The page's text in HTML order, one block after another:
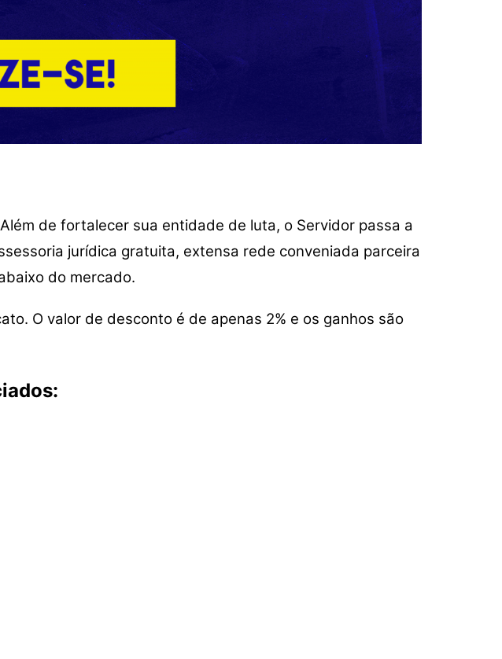
Além de fortalecer sua entidade de luta, o Servidor passa a
jurídica gratuita, extensa rede conveniada parceira
do mercado.
O valor de desconto é de apenas 2% e os ganhos são